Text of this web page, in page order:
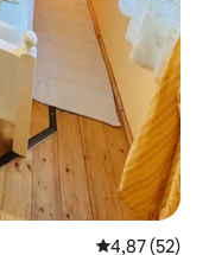
Средна
4,87 (52)